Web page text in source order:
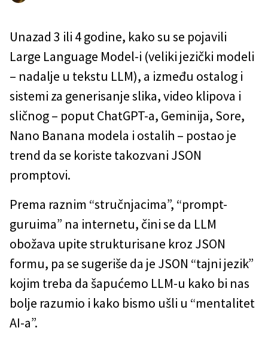
Unazad 3 ili 4 godine, kako su se pojavili
Large Language Model-i (veliki jezički modeli
– nadalje u tekstu LLM), a između ostalog i
sistemi za generisanje slika, video klipova i
sličnog – poput ChatGPT-a, Geminija, Sore,
Nano Banana modela i ostalih – postao je
trend da se koriste takozvani JSON
promptovi.
Prema raznim “stručnjacima”, “prompt-
guruima” na internetu, čini se da LLM
obožava upite strukturisane kroz JSON
formu, pa se sugeriše da je JSON “tajni jezik”
kojim treba da šapućemo LLM-u kako bi nas
bolje razumio i kako bismo ušli u “mentalitet
AI-a”.